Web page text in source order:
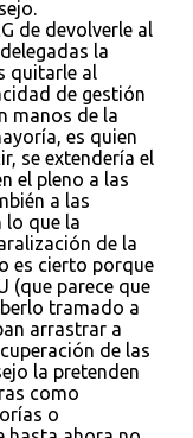
de devolverle al
la
quitarle al
de gestión
manos de la
es quien
se extendería el
el pleno a las
a las
lo que la
de la
es cierto porque
(que parece que
tramado a
arrastrar a
de las
la pretenden
como
o